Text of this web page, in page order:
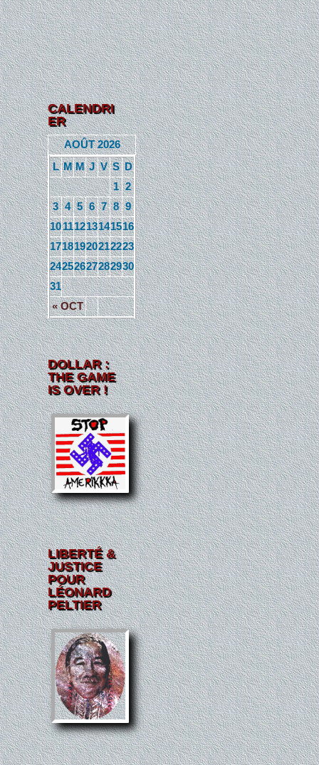
CALENDRI
ER
AOÛT 2026
L M M J V S D
« OCT
1 2
3 4 5 6 7 8 9
10111213141516
17181920212223
24252627282930
31
DOLLAR :
THE GAME
IS OVER !
LIBERTÉ &
JUSTICE
POUR
LÉONARD
PELTIER